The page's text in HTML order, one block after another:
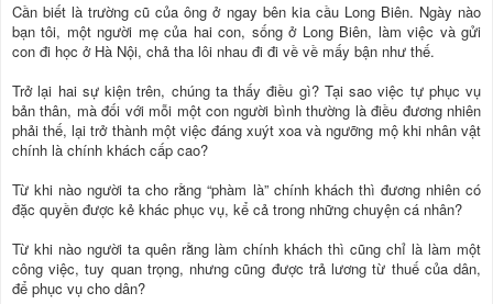
Cần biết là trường cũ của ông ở ngay bên kia cầu Long Biên. Ngày nào
bạn tôi, một người mẹ của hai con, sống ở Long Biên, làm việc và gửi
con đi học ở Hà Nội, chả tha lôi nhau đi đi về về mấy bận như thế.
Trở lại hai sự kiện trên, chúng ta thấy điều gì? Tại sao việc tự phục vụ
bản thân, mà đối với mỗi một con người bình thường là điều đương nhiên
phải thế, lại trở thành một việc đáng xuýt xoa và ngưỡng mộ khi nhân vật
chính là chính khách cấp cao?
Từ khi nào người ta cho rằng “phàm là” chính khách thì đương nhiên có
đặc quyền được kẻ khác phục vụ, kể cả trong những chuyện cá nhân?
Từ khi nào người ta quên rằng làm chính khách thì cũng chỉ là làm một
công việc, tuy quan trọng, nhưng cũng được trả lương từ thuế của dân,
để phục vụ cho dân?